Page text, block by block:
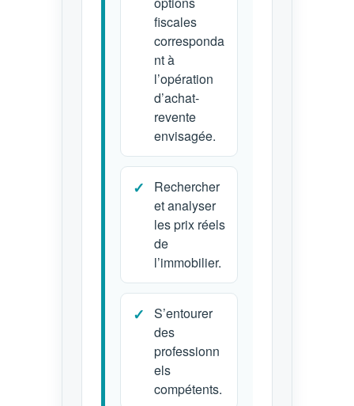
fiscales
corresponda
nt à
l’opération
d’achat-
revente
envisagée.
Rechercher
et analyser
les prix réels
de
l’immobilier.
S’entourer
des
professionn
els
compétents.